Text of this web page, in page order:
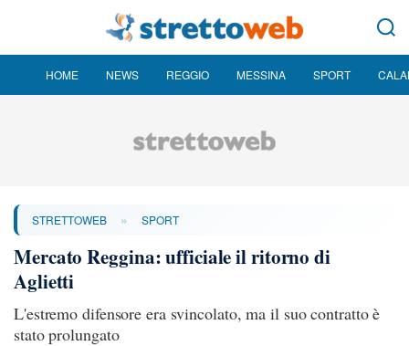
HOME NEWS REGGIO MESSINA SPORT
STRETTOWEB » SPORT
Mercato Reggina: ufficiale il ritorno di
Aglietti
L'estremo difensore era svincolato, ma il suo contratto è
stato prolungato